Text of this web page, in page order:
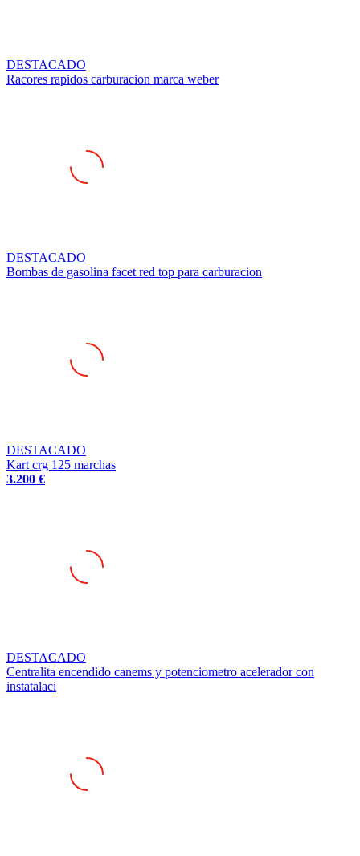
DESTACADO
Racores rapidos carburacion marca weber
DESTACADO
Bombas de gasolina facet red top para carburacion
DESTACADO
Kart crg 125 marchas
3.200 €
DESTACADO
Centralita encendido canems y potenciometro acelerador con
instatalaci